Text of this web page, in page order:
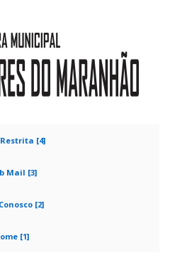
[4]
Mail [3]
[2]
[1]